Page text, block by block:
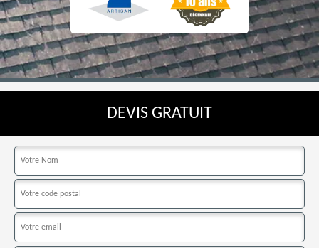
DEVIS GRATUIT